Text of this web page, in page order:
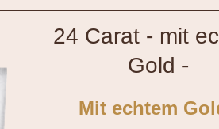
24 Carat - mit
Gold -
Mit echtem